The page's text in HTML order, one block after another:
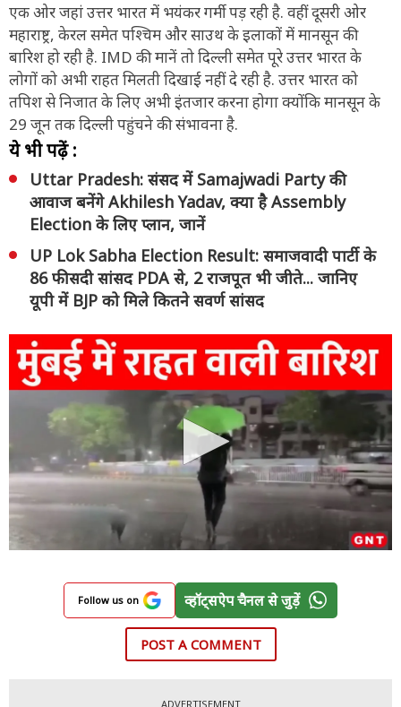
एक ओर जहां उत्तर भारत में भयंकर गर्मी पड़ रही है. वहीं दूसरी ओर
महाराष्ट्र, केरल समेत पश्चिम और साउथ के इलाकों में मानसून की
बारिश हो रही है. IMD की मानें तो दिल्ली समेत पूरे उत्तर भारत के
लोगों को अभी राहत मिलती दिखाई नहीं दे रही है. उत्तर भारत को
तपिश से निजात के लिए अभी इंतजार करना होगा क्योंकि मानसून के
29 जून तक दिल्ली पहुंचने की संभावना है.
ये भी पढ़ें :
Uttar Pradesh: संसद में Samajwadi Party की
आवाज बनेंगे Akhilesh Yadav, क्या है Assembly
Election के लिए प्लान, जानें
UP Lok Sabha Election Result: समाजवादी पार्टी के
86 फीसदी सांसद PDA से, 2 राजपूत भी जीते... जानिए
यूपी में BJP को मिले कितने सवर्ण सांसद
Follow us on व्हॉट्सऐप चैनल से जुड़ें
POST A COMMENT
ADVERTISEMENT